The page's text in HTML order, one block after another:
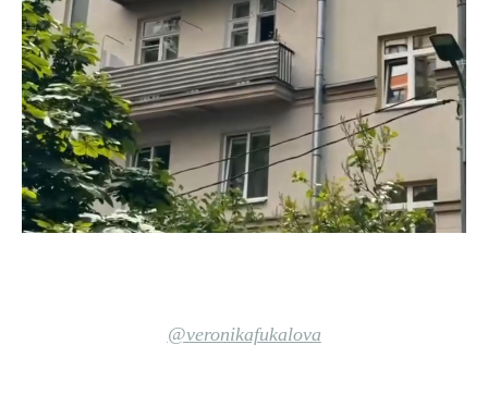
@veronikafukalova